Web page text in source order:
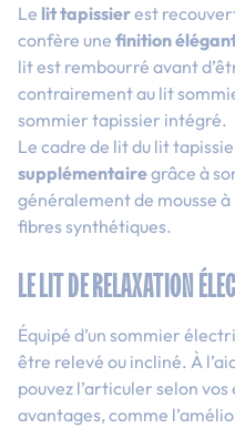
Le lit tapissierest
confère une finition
lit est rembourré avant
contrairement au lit
sommier tapissier intégré.
Le cadre de lit du lit
supplémentairegrâce à
généralement de mousse
fibres synthétiques.
LE LIT DE RELAXATION
Équipé d’un sommier
être relevé ou incliné. À
pouvez l’articuler selon
avantages, comme